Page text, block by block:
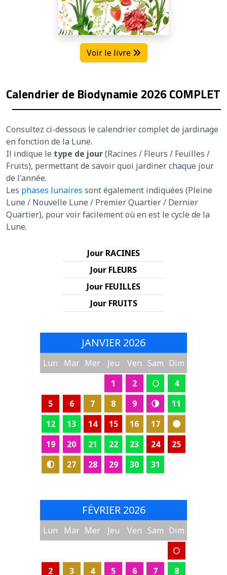
Voir le livre
Calendrier de Biodynamie 2026 COMPLET
Consultez ci-dessous le calendrier complet de jardinage
en fonction de la Lune.
Il indique le type de jour(Racines / Fleurs / Feuilles /
Fruits), permettant de savoir quoi jardiner chaque jour
de l'année.
Les phases lunaires sont également indiquées (Pleine
Lune / Nouvelle Lune / Premier Quartier / Dernier
Quartier), pour voir facilement où en est le cycle de la
Lune.
Jour RACINES
Jour FLEURS
Jour FEUILLES
Jour FRUITS
JANVIER 2026
Lun Mar Mer Jeu Ven Sam Dim
1
2 🌕
4
5
6 7 8 9 🌗
11
12
13 14 15 16 17
🌑
19
20 21 22 23 24
25
🌓
27 28 29 30 31
FÉVRIER 2026
Lun Mar Mer Jeu Ven Sam Dim
🌕
2
3 4 5 6 7 8